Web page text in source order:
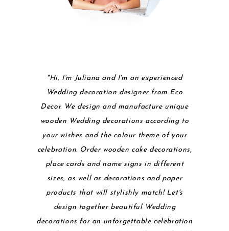
"Hi, I'm Juliana and I'm an experienced
Wedding decoration designer from Eco
Decor. We design and manufacture unique
wooden Wedding decorations according to
your wishes and the colour theme of your
celebration. Order wooden cake decorations,
place cards and name signs in different
sizes, as well as decorations and paper
products that will stylishly match! Let's
design together beautiful Wedding
decorations for an unforgettable celebration